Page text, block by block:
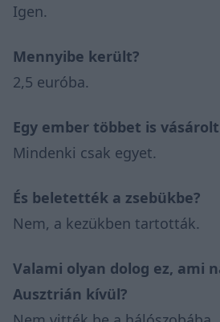
Igen.
Mennyibe került?
2,5 euróba.
Egy ember többet is
Mindenki csak egyet.
És beletették a zsebükbe?
Nem, a kezükben tartották.
Valami olyan dolog ez, ami
Ausztrián kívül?